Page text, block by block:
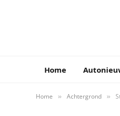
Home
Home » Achtergrond »